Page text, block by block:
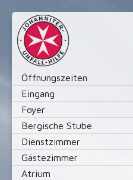
Öffnungszeiten
Eingang
Foyer
Bergische Stube
Dienstzimmer
Gästezimmer
Atrium